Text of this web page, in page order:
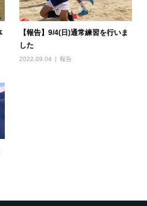
【報告】9/4(日)通常練習を行いま
した
2022.09.04 報告